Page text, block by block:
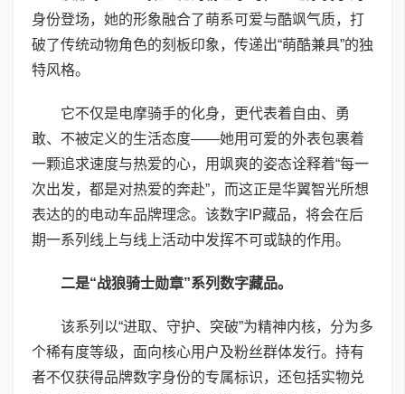
身份登场，她的形象融合了萌系可爱与酷飒气质，打
破了传统动物角色的刻板印象，传递出“萌酷兼具”的独
特风格。
它不仅是电摩骑手的化身，更代表着自由、勇
敢、不被定义的生活态度——她用可爱的外表包裹着
一颗追求速度与热爱的心，用飒爽的姿态诠释着“每一
次出发，都是对热爱的奔赴”，而这正是华翼智光所想
表达的的电动车品牌理念。该数字IP藏品，将会在后
期一系列线上与线上活动中发挥不可或缺的作用。
二是“战狼骑士勋章”系列数字藏品。
该系列以“进取、守护、突破”为精神内核，分为多
个稀有度等级，面向核心用户及粉丝群体发行。持有
者不仅获得品牌数字身份的专属标识，还包括实物兑